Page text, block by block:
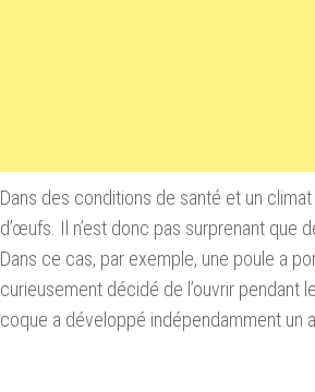
Dans des conditions de santé et un climat
d’œufs. Il n’est donc pas surprenant que
Dans ce cas, par exemple, une poule a
curieusement décidé de l’ouvrir pendant
coque a développé indépendamment un